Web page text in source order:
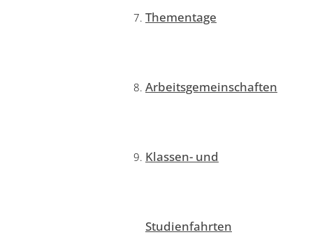
Thementage
Arbeitsgemeinschaften
Klassen- und
Studienfahrten